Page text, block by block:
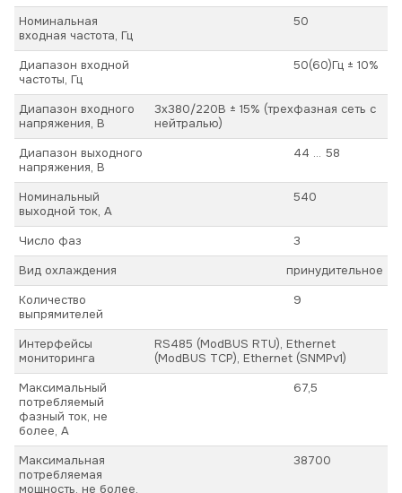
Номинальная
входная частота, Гц
50
Диапазон входной
частоты, Гц
50(60)Гц ± 10%
Диапазон входного
напряжения, В
3х380/220В ± 15% (трехфазная сеть с
нейтралью)
Диапазон выходного
напряжения, В
44 ... 58
Номинальный
выходной ток, А
540
Число фаз
3
Вид охлаждения
принудительное
Количество
выпрямителей
9
Интерфейсы
мониторинга
RS485 (ModBUS RTU), Ethernet
(ModBUS TCP), Ethernet (SNMPv1)
Максимальный
потребляемый
фазный ток, не
более, А
67,5
Максимальная
потребляемая
мощность, не более,
38700